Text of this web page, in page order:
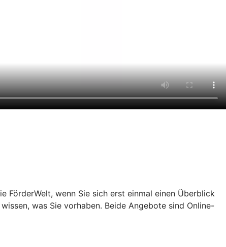
FörderWelt, wenn Sie sich erst einmal einen Überblick
was Sie vorhaben. Beide Angebote sind Online-